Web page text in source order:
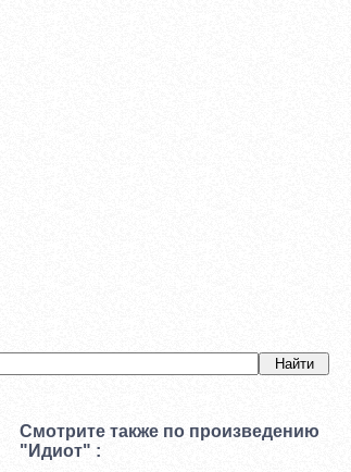
Смотрите также по произведению
"Идиот" :